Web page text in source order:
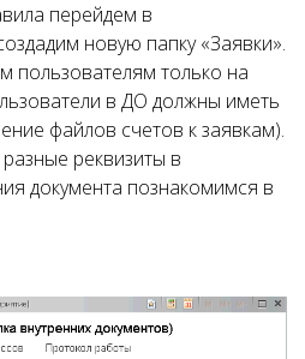
перейдем в
новую папку «Заявки».
пользователям только на
в ДО должны иметь
файлов счетов к заявкам).
реквизиты в
документа познакомимся в